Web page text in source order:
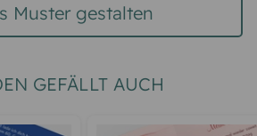
Muster gestalten
GEFÄLLT AUCH